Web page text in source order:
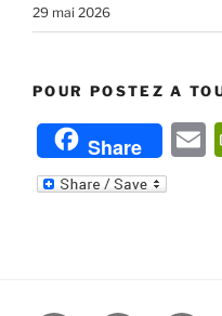
29 mai 2026
POUR POSTEZ A
Share